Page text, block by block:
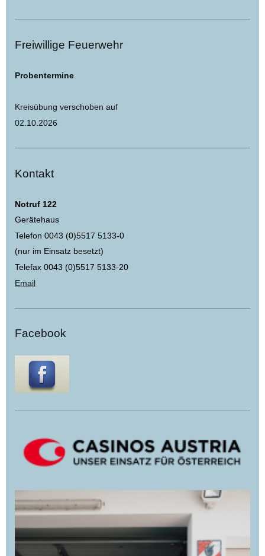
Freiwillige Feuerwehr
Probentermine
Kreisübung verschoben auf
02.10.2026
Kontakt
Notruf 122
Gerätehaus
Telefon 0043 (0)5517 5133-0
(nur im Einsatz besetzt)
Telefax 0043 (0)5517 5133-20
Email
Facebook